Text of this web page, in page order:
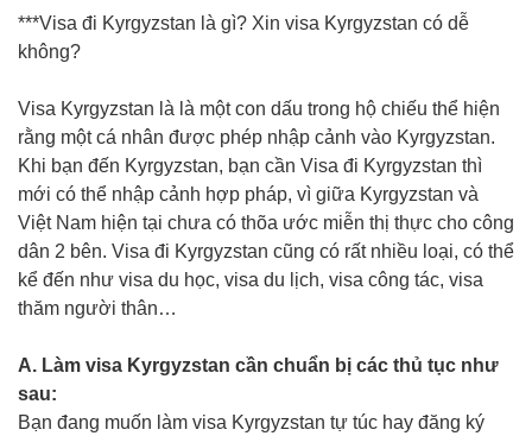
***Visa đi Kyrgyzstan là gì? Xin visa Kyrgyzstan có dễ
không?
Visa Kyrgyzstan là là một con dấu trong hộ chiếu thể hiện
rằng một cá nhân được phép nhập cảnh vào Kyrgyzstan.
Khi bạn đến Kyrgyzstan, bạn cần Visa đi Kyrgyzstan thì
mới có thể nhập cảnh hợp pháp, vì giữa Kyrgyzstan và
Việt Nam hiện tại chưa có thõa ước miễn thị thực cho công
dân 2 bên. Visa đi Kyrgyzstan cũng có rất nhiều loại, có thể
kể đến như visa du học, visa du lịch, visa công tác, visa
thăm người thân…
A. Làm visa Kyrgyzstan cần chuẩn bị các thủ tục như
sau:
Bạn đang muốn làm visa Kyrgyzstan tự túc hay đăng ký